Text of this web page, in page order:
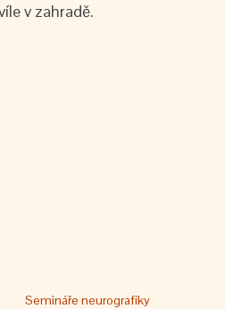
v zahradě.
Semináře neurografiky